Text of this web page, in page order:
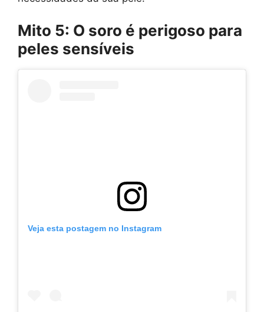
Mito 5: O soro é perigoso para
peles sensíveis
Veja esta postagem no Instagram